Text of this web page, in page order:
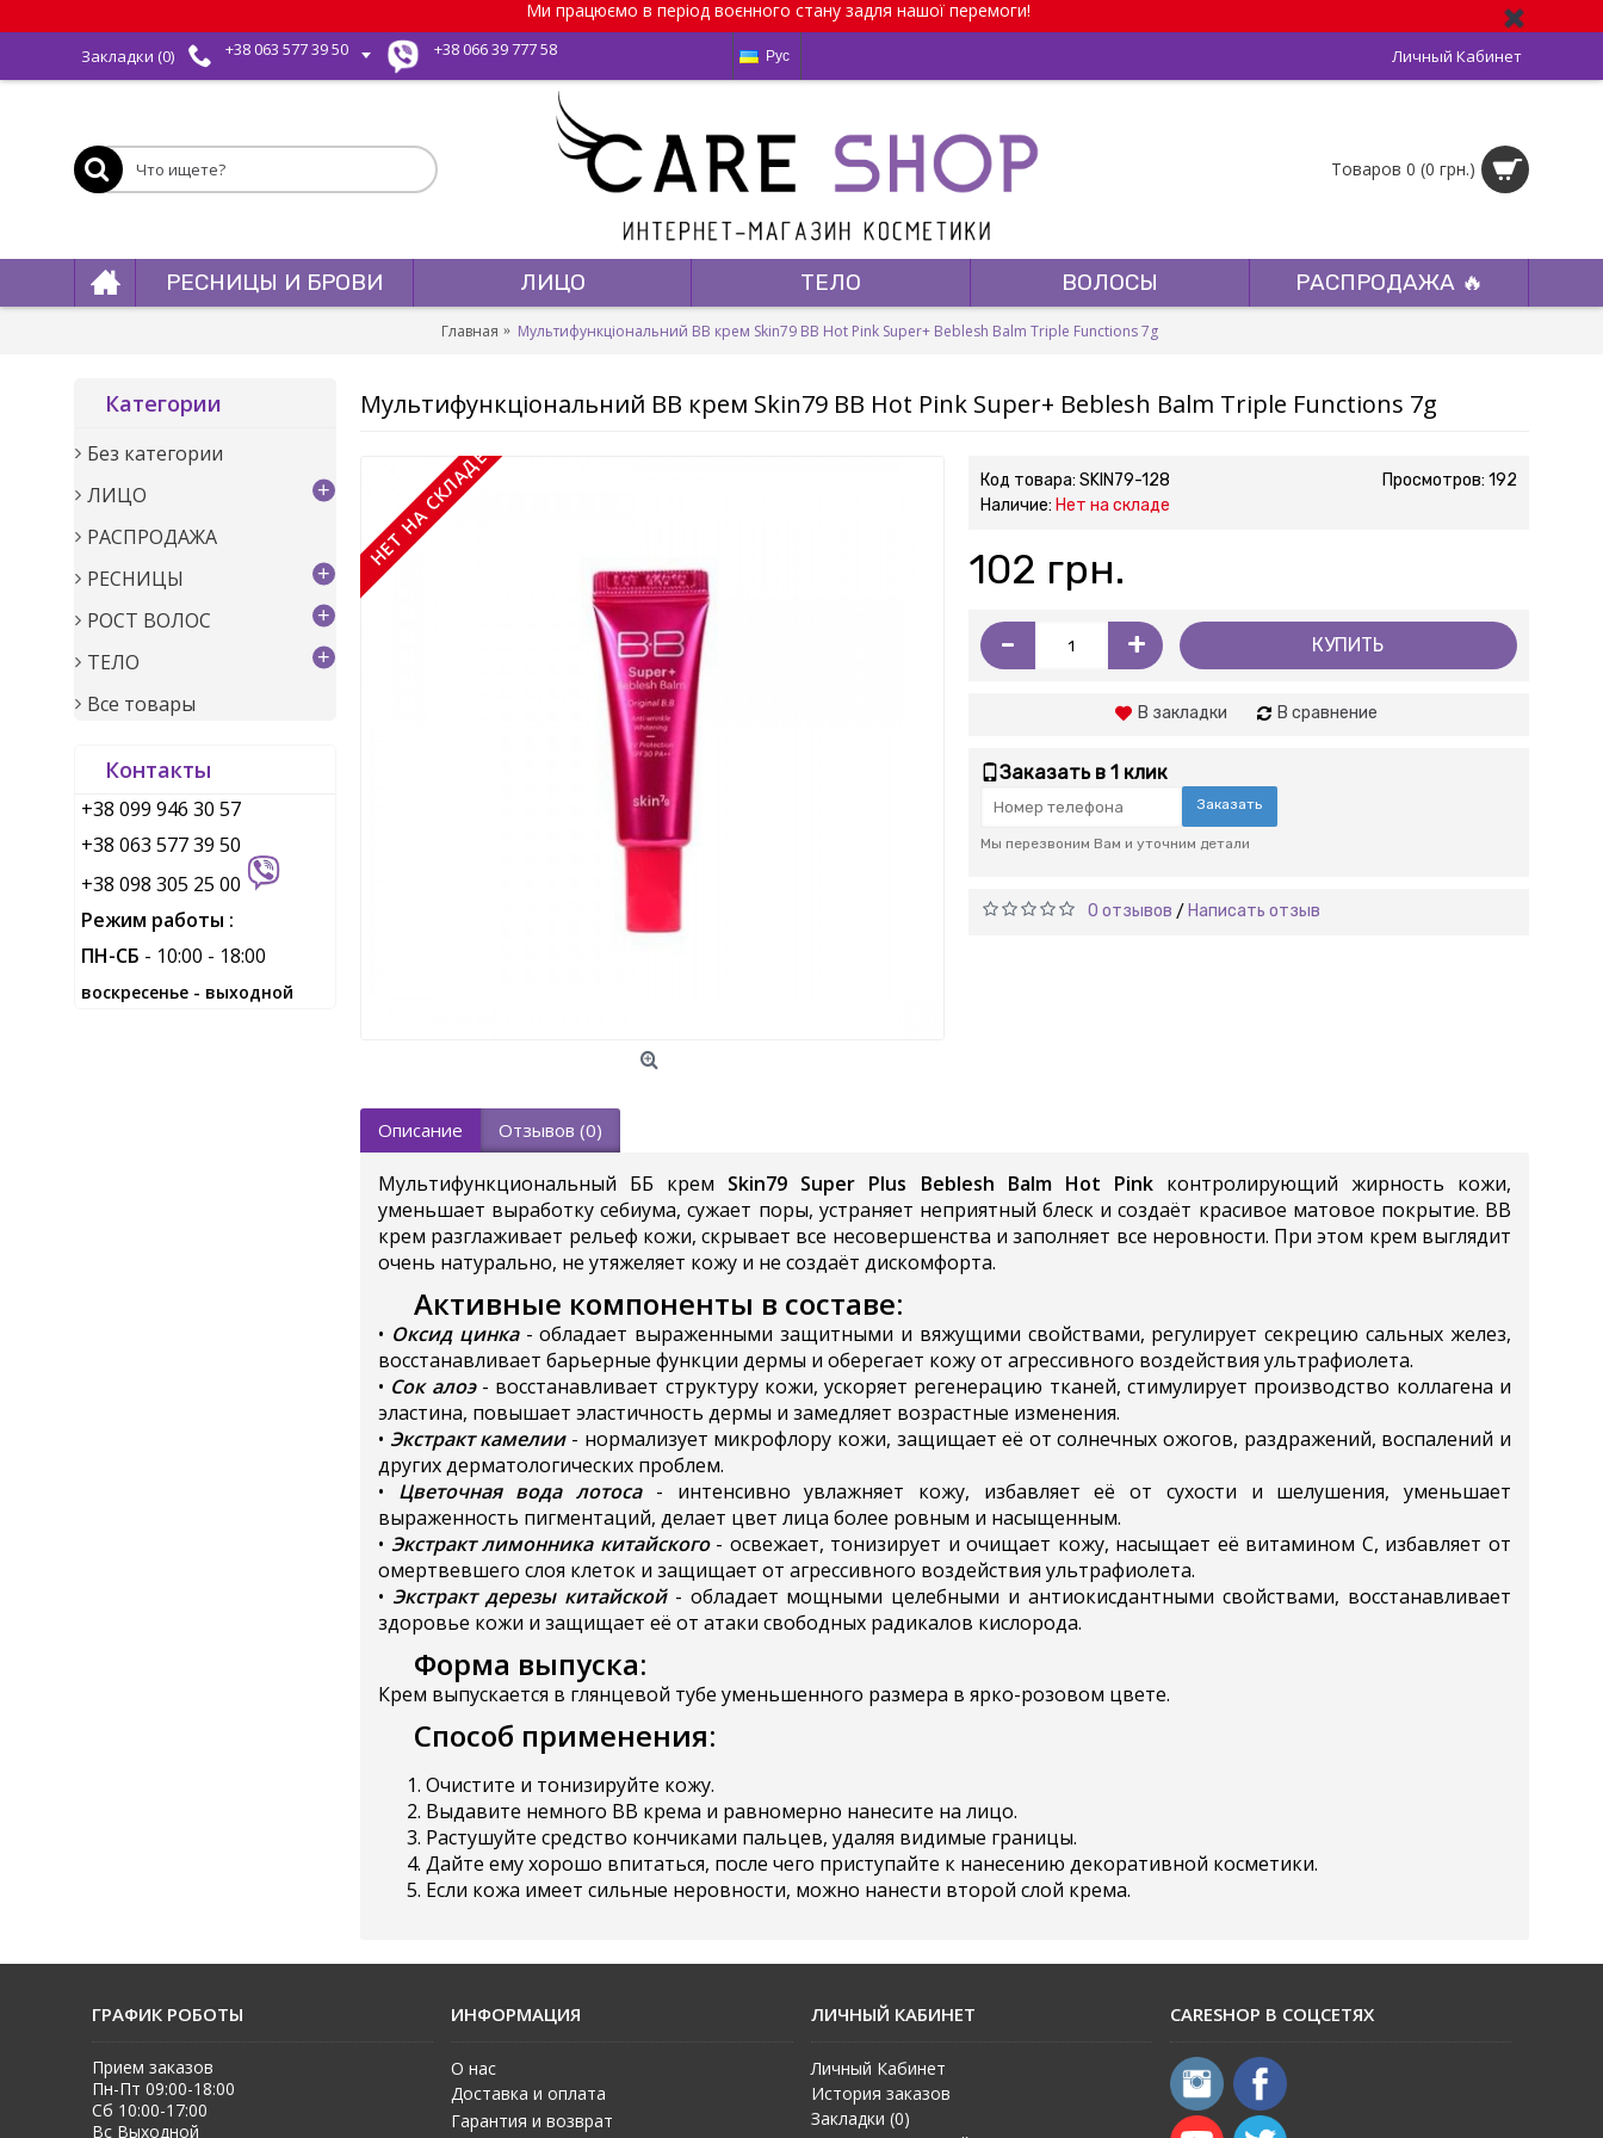
Ми працюємо в період воєнного стану задля нашої перемоги!
Закладки (0) +38 063 577 39 50 +38 066 39 777 58 Рус Личный Кабинет
Товаров 0 (0 грн.)
РЕСНИЦЫ И БРОВИ ЛИЦО ТЕЛО ВОЛОСЫ РАСПРОДАЖА 🔥
Главная Мультифункціональний ВВ крем Skin79 BB Hot Pink Super+ Beblesh Balm Triple Functions 7g
Категории
Без категории
ЛИЦО
+
РАСПРОДАЖА
РЕСНИЦЫ
+
РОСТ ВОЛОС +
ТЕЛО +
Все товары
Контакты
+38 099 946 30 57
+38 063 577 39 50
+38 098 305 25 00
Режим работы :
ПН-СБ - 10:00 - 18:00
воскресенье - выходной
Мультифункціональний ВВ крем Skin79 BB Hot Pink Super+ Beblesh Balm Triple Functions 7g
НЕТ НА СКЛАДЕ Просмотров: 192
Код товара: SKIN79-128
Наличие: Нет на складе
102 грн.
- + КУПИТЬ
В закладки В сравнение
Заказать в 1 клик
Заказать
Мы перезвоним Вам и уточним детали
0 отзывов / Написать отзыв
Описание Отзывов (0)
Мультифункциональный ББ крем Skin79 Super Plus Beblesh Balm Hot Pinkконтролирующий жирность кожи,
уменьшает выработку себиума, сужает поры, устраняет неприятный блеск и создаёт красивое матовое покрытие. ВВ
крем разглаживает рельеф кожи, скрывает все несовершенства и заполняет все неровности. При этом крем выглядит
очень натурально, не утяжеляет кожу и не создаёт дискомфорта.
Активные компоненты в составе:
• Оксид цинка- обладает выраженными защитными и вяжущими свойствами, регулирует секрецию сальных желез,
восстанавливает барьерные функции дермы и оберегает кожу от агрессивного воздействия ультрафиолета.
• Сок алоэ- восстанавливает структуру кожи, ускоряет регенерацию тканей, стимулирует производство коллагена и
эластина, повышает эластичность дермы и замедляет возрастные изменения.
• Экстракт камелии- нормализует микрофлору кожи, защищает её от солнечных ожогов, раздражений, воспалений и
других дерматологических проблем.
• Цветочная вода лотоса- интенсивно увлажняет кожу, избавляет её от сухости и шелушения, уменьшает
выраженность пигментаций, делает цвет лица более ровным и насыщенным.
• Экстракт лимонника китайского- освежает, тонизирует и очищает кожу, насыщает её витамином С, избавляет от
омертвевшего слоя клеток и защищает от агрессивного воздействия ультрафиолета.
• Экстракт дерезы китайской- обладает мощными целебными и антиокисдантными свойствами, восстанавливает
здоровье кожи и защищает её от атаки свободных радикалов кислорода.
Форма выпуска:
Крем выпускается в глянцевой тубе уменьшенного размера в ярко-розовом цвете.
Способ применения:
Очистите и тонизируйте кожу.
Выдавите немного ВВ крема и равномерно нанесите на лицо.
Растушуйте средство кончиками пальцев, удаляя видимые границы.
Дайте ему хорошо впитаться, после чего приступайте к нанесению декоративной косметики.
Если кожа имеет сильные неровности, можно нанести второй слой крема.
ГРАФИК РОБОТЫ
Прием заказов
Пн-Пт 09:00-18:00
Сб 10:00-17:00
Вс Выходной
ИНФОРМАЦИЯ
О нас
Доставка и оплата
Гарантия и возврат
ЛИЧНЫЙ КАБИНЕТ
Личный Кабинет
История заказов
Закладки (0)
CARESHOP В СОЦСЕТЯХ